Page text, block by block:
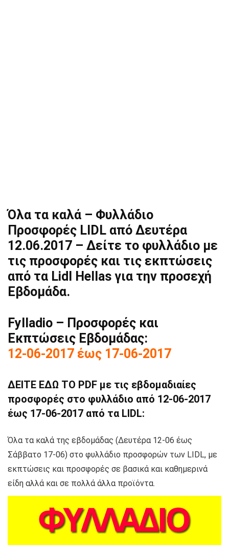
Όλα τα καλά – Φυλλάδιο
Προσφορές LIDL από Δευτέρα
12.06.2017 – Δείτε το φυλλάδιο με
τις προσφορές και τις εκπτώσεις
από τα Lidl Hellas για την προσεχή
Εβδομάδα.
Fylladio – Προσφορές και
Εκπτώσεις Εβδομάδας:
12-06-2017 έως 17-06-2017
ΔΕΙΤΕ ΕΔΩ ΤΟ PDF με τις εβδομαδιαίες
προσφορές στο φυλλάδιο από 12-06-2017
έως 17-06-2017 από τα LIDL:
Όλα τα καλά της εβδομάδας (Δευτέρα 12-06 έως
Σάββατο 17-06) στο φυλλάδιο προσφορών των LIDL, με
εκπτώσεις και προσφορές σε βασικά και καθημερινά
είδη αλλά και σε πολλά άλλα προϊόντα.